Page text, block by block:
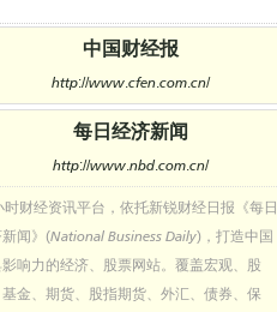
中国财经报
http://www.cfen.com.cn/
每日经济新闻
http://www.nbd.com.cn/
时财经资讯平台，依托新锐财经日报《每日
闻》(National Business Daily)，打造中国
响力的经济、股票网站。覆盖宏观、股
基金、期货、股指期货、外汇、债券、保